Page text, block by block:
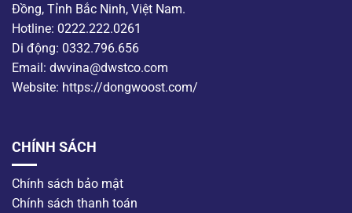
Đồng, Tỉnh Bắc Ninh, Việt Nam.
Hotline: 0222.222.0261
Di động: 0332.796.656
Email: dwvina@dwstco.com
Website: https://dongwoost.com/
CHÍNH SÁCH
Chính sách bảo mật
Chính sách thanh toán